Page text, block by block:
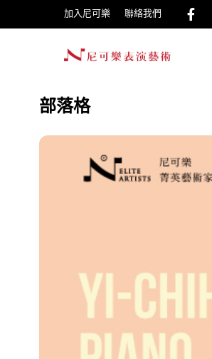
加入尼可樂 聯絡我們
部落格